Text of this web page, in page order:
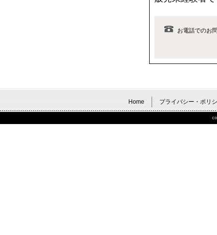
お電話でのお
Home プライバシー・ポリ